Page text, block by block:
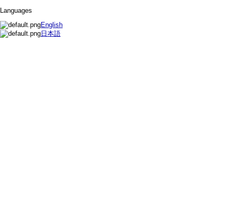
Languages
English
日本語